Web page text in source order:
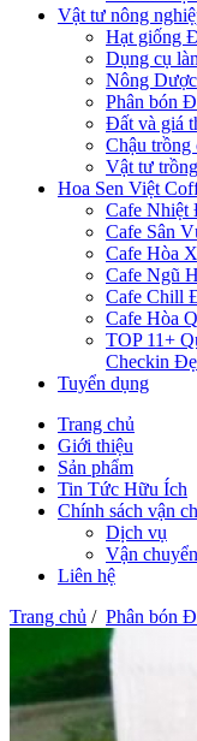
Vật tư nông
Hạt giống
Dụng cụ
Nông Dược
Phân bón
Đất và giá
Chậu
Vật tư
Hoa Sen Việt
Cafe
Cafe Sân
Cafe Hòa
Cafe Ngũ
Cafe Chill
Cafe Hòa
TOP 11+
Checkin
Tuyển dụng
Trang chủ
Giới thiệu
Sản phẩm
Tin Tức Hữu Ích
Chính sách vận
Dịch vụ
Vận chuyển
Liên hệ
Trang chủ / Phân bón